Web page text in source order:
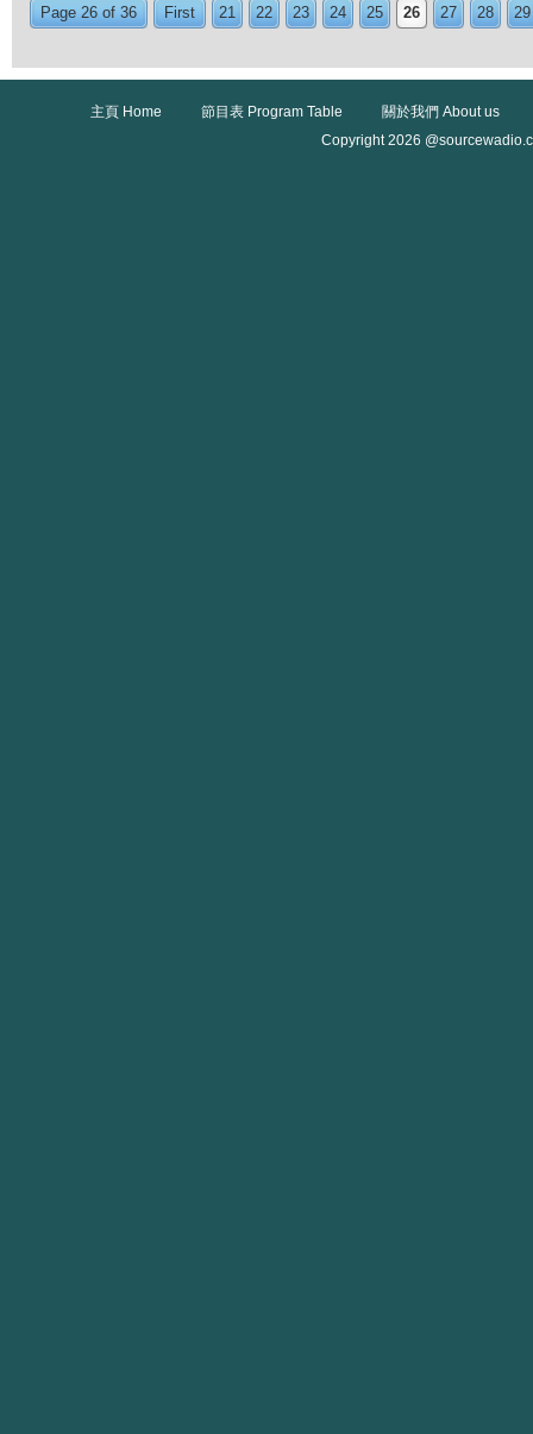
Page 26 of 36 First 21 22 23 24 25 26 27 28 29
主頁 Home 節目表 Program Table
關於我們 About us
Copyright 2026